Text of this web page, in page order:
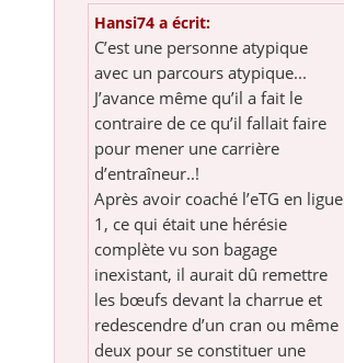
Hansi74 a écrit:
C’est une personne atypique
avec un parcours atypique...
J’avance même qu’il a fait le
contraire de ce qu’il fallait faire
pour mener une carrière
d’entraîneur..!
Après avoir coaché l’eTG en ligue
1, ce qui était une hérésie
complète vu son bagage
inexistant, il aurait dû remettre
les bœufs devant la charrue et
redescendre d’un cran ou même
deux pour se constituer une